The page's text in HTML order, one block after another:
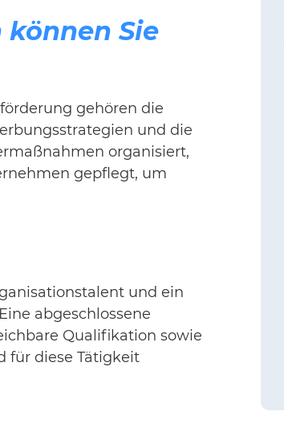
Sie
gehören die
und die
organisiert,
gepflegt, um
und ein
abgeschlossene
Qualifikation sowie
für diese Tätigkeit